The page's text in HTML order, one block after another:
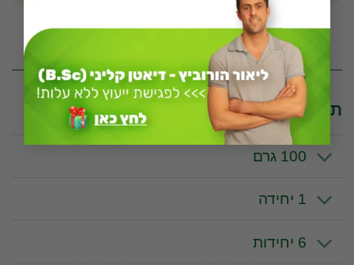
* לפי יחידה מדידה של 100 גרם
תכונות וערכים תזונתיים לפי יחידת מידה
100 גרם
1 יחידה
6 יחידות